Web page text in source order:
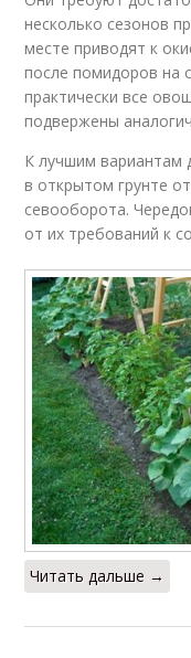
несколько сезонов
месте приводят к
после помидоров на
практически все
подвержены
К лучшим вариантам
в открытом грунте
севооборота.
от их требований к
Читать дальше →